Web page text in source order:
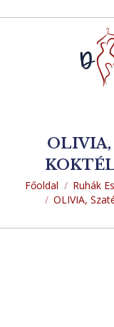
OLIVIA,
You are here:
Főoldal Ruhák
OLIVIA,